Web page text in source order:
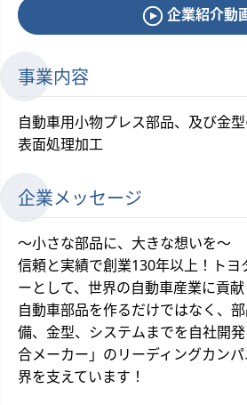
企業紹介動
事業内容
自動車用小物プレス部品、及び金
表面処理加工
企業メッセージ
～小さな部品に、大きな想いを～
信頼と実績で創業130年以上！トヨ
ーとして、世界の自動車産業に貢献
自動車部品を作るだけではなく、
備、金型、システムまでを自社開
合メーカー」のリーディングカン
界を支えています！